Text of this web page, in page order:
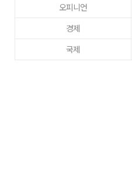
오피니언
경제
국제